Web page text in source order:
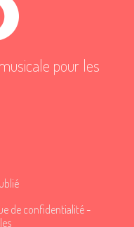
pour les
de confidentialité-